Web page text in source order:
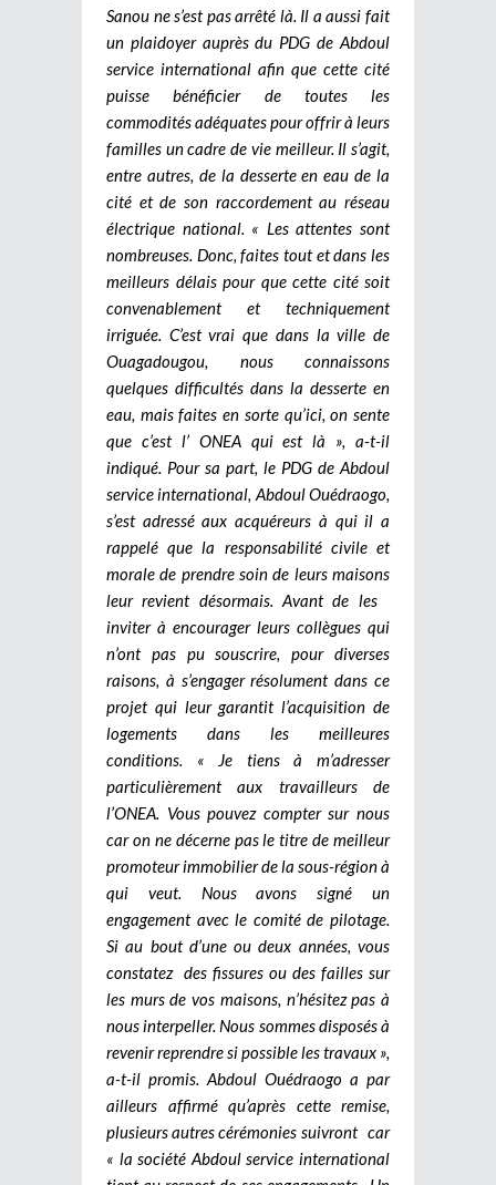
Sanou ne s’est pas arrêté là. Il a aussi fait
un plaidoyer auprès du PDG de Abdoul
service international afin que cette cité
puisse bénéficier de toutes les
commodités adéquates pour offrir à leurs
familles un cadre de vie meilleur. Il s’agit,
entre autres, de la desserte en eau de la
cité et de son raccordement au réseau
électrique national. « Les attentes sont
nombreuses. Donc, faites tout et dans les
meilleurs délais pour que cette cité soit
convenablement et techniquement
irriguée. C’est vrai que dans la ville de
Ouagadougou, nous connaissons
quelques difficultés dans la desserte en
eau, mais faites en sorte qu’ici, on sente
que c’est l’ ONEA qui est là », a-t-il
indiqué. Pour sa part, le PDG de Abdoul
service international, Abdoul Ouédraogo,
s’est adressé aux acquéreurs à qui il a
rappelé que la responsabilité civile et
morale de prendre soin de leurs maisons
leur revient désormais. Avant de les
inviter à encourager leurs collègues qui
n’ont pas pu souscrire, pour diverses
raisons, à s’engager résolument dans ce
projet qui leur garantit l’acquisition de
logements dans les meilleures
conditions. « Je tiens à m’adresser
particulièrement aux travailleurs de
l’ONEA. Vous pouvez compter sur nous
car on ne décerne pas le titre de meilleur
promoteur immobilier de la sous-région à
qui veut. Nous avons signé un
engagement avec le comité de pilotage.
Si au bout d’une ou deux années, vous
constatez des fissures ou des failles sur
les murs de vos maisons, n’hésitez pas à
nous interpeller. Nous sommes disposés à
revenir reprendre si possible les travaux »,
a-t-il promis. Abdoul Ouédraogo a par
ailleurs affirmé qu’après cette remise,
plusieurs autres cérémonies suivront car
« la société Abdoul service international